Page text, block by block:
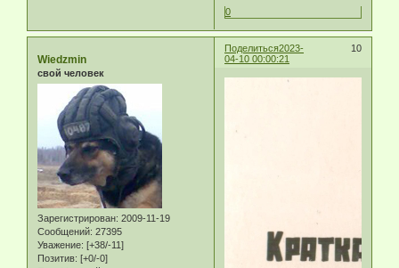
0
Поделиться 10
2023-
04-10 00:00:21
Wiedzmin
свой человек
Зарегистрирован: 2009-11-19
Сообщений: 27395
Уважение: [+38/-11]
Позитив: [+0/-0]